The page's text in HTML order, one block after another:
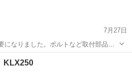
7月27日
になりました。ボルトなど取付部品は
可能です
KLX250